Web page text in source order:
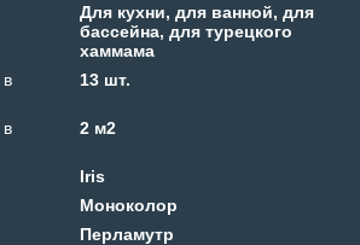
Для кухни, для ванной, для
бассейна, для турецкого
хаммама
в
13 шт.
в
2 м2
Iris
Моноколор
Перламутр